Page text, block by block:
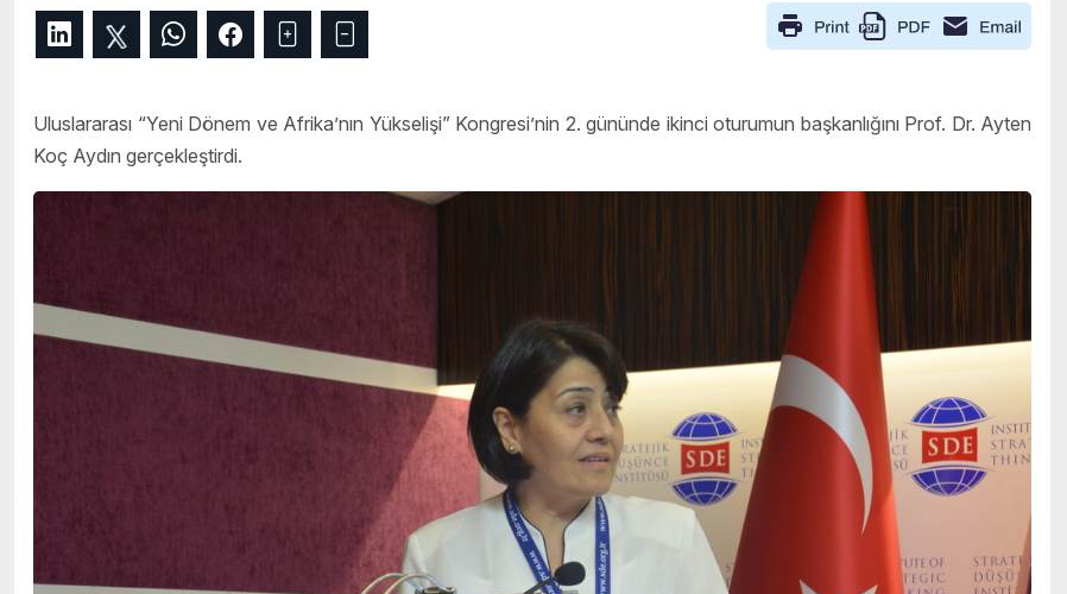
Uluslararası “Yeni Dönem ve Afrika’nın Yükselişi” Kongresi’nin 2. gününde ikinci oturumun başkanlığını Prof. Dr. Ayten
Koç Aydın gerçekleştirdi.